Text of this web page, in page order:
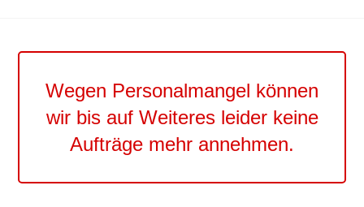
Wegen Personalmangel können
wir bis auf Weiteres leider keine
Aufträge mehr annehmen.